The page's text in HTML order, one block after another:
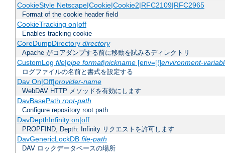
CookieStyle Netscape|Cookie|Cookie2|RFC2109|RFC2965
Format of the cookie header field
CookieTracking on|off
Enables tracking cookie
CoreDumpDirectory directory
Apache がコアダンプする前に移動を試みるディレクトリ
CustomLog file|pipe format|nickname[env=[!]environment-
ログファイルの名前と書式を設定する
Dav On|Off|provider-name
WebDAV HTTP メソッドを有効にします
DavBasePath root-path
Configure repository root path
DavDepthInfinity on|off
PROPFIND, Depth: Infinity リクエストを許可します
DavGenericLockDB file-path
DAV ロックデータベースの場所